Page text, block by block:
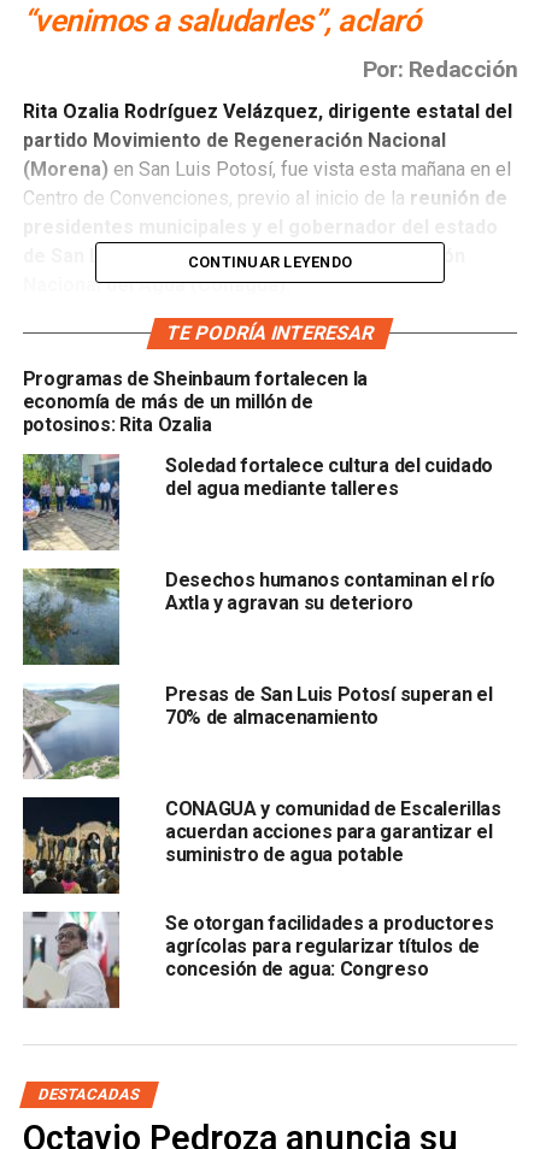
“venimos a saludarles”, aclaró
Por: Redacción
Rita Ozalia Rodríguez Velázquez, dirigente estatal del
partido Movimiento de Regeneración Nacional
(Morena) en San Luis Potosí, fue vista esta mañana en el
Centro de Convenciones, previo al inicio de la reunión de
de San Luis Potosí, junto al titular de la Comisión
Nacional del Agua (Conagua).
Ante esto, la morenistajustificó que sólo pasó a saludar
a Efraín Morales López,
titular de la Conagua a nivel
federal, aMauricio Rodríguez Alonso,
presidenta electa Claudia Sheinbaum en San Luis Potosí,
así como a los
funcionarios estatales y al propio
gobernador,
Ricardo Gallardo Cardona.
“Efraín Morales es un amigo, Mauricio Rodriguez… y
venimos a saludarles
gobernador y al secretario general de gobierno. No tuve
oportunidad de saludar a mi querido Darío –delegado de
Conagua en San Luis Potosí– pero era rapidito”.
Ante los señalamientos de que
incidir en la toma de decisiones,tratándose de la
dirigente de un partido político, Rita Ozalia respondió
quesolo acude por invitación, en calidad de ciudadana
“También soy ciudadana, y también soy invitada.
Mientras me inviten, yo voy”, comentó, al reafirmar que
entró a la reunión ni toma decisiones en la misma.
CONTINUAR LEYENDO
TE PODRÍA INTERESAR
Programas de Sheinbaum fortalecen la
economía de más de un millón de
potosinos: Rita Ozalia
Soledad fortalece cultura del cuidado
del agua mediante talleres
Desechos humanos contaminan el río
Axtla y agravan su deterioro
Presas de San Luis Potosí superan el
70% de almacenamiento
CONAGUA y comunidad de Escalerillas
acuerdan acciones para garantizar el
suministro de agua potable
Se otorgan facilidades a productores
agrícolas para regularizar títulos de
concesión de agua: Congreso
DESTACADAS
Octavio Pedroza anuncia su